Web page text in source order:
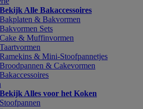
Bekijk Alle Bakaccessoires
Bakplaten & Bakvormen
Bakvormen Sets
Cake & Muffinvormen
Taartvormen
Ramekins & Mini-Stoofpannetjes
Broodpannen & Cakevormen
Bakaccessoires
Bekijk Alles voor het Koken
Stoofpannen